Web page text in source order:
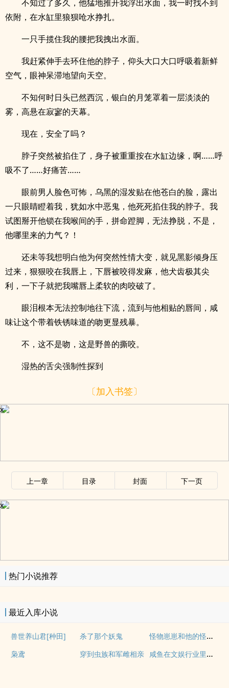
不知过了多久，他猛地推开我浮出水面，我一时找不到
依附，在水缸里狼狈呛水挣扎。
一只手揽住我的腰把我拽出水面。
我赶紧伸手去环住他的脖子，仰头大口大口呼吸着新鲜
空气，眼神呆滞地望向天空。
不知何时日头已然西沉，银白的月笼罩着一层淡淡的
雾，高悬在寂寥的天幕。
现在，安全了吗？
脖子突然被掐住了，身子被重重按在水缸边缘，啊……呼
吸不了……好痛苦……
眼前男人脸色可怖，乌黑的湿发贴在他苍白的脸，露出
一只眼睛瞪着我，犹如水中恶鬼，他死死掐住我的脖子。我
试图掰开他锁在我喉间的手，拼命蹬脚，无法挣脱，不是，
他哪里来的力气？！
还未等我想明白他为何突然性情大变，就见黑影倾身压
过来，狠狠咬在我唇上，下唇被咬得发麻，他犬齿极其尖
利，一下子就把我嘴唇上柔软的肉咬破了。
眼泪根本无法控制地往下流，流到与他相贴的唇间，咸
味让这个带着铁锈味道的吻更显残暴。
不，这不是吻，这是野兽的撕咬。
湿热的舌尖强制性探到
〔加入书签〕
x
上一章 目录 封面 下一页
x
热门小说推荐
最近入库小说
兽世养山君[种田] 杀了那个妖鬼 怪物崽崽和他的怪物监护人
枭鸢 穿到虫族和军雌相亲 咸鱼在文娱行业里疯狂内卷